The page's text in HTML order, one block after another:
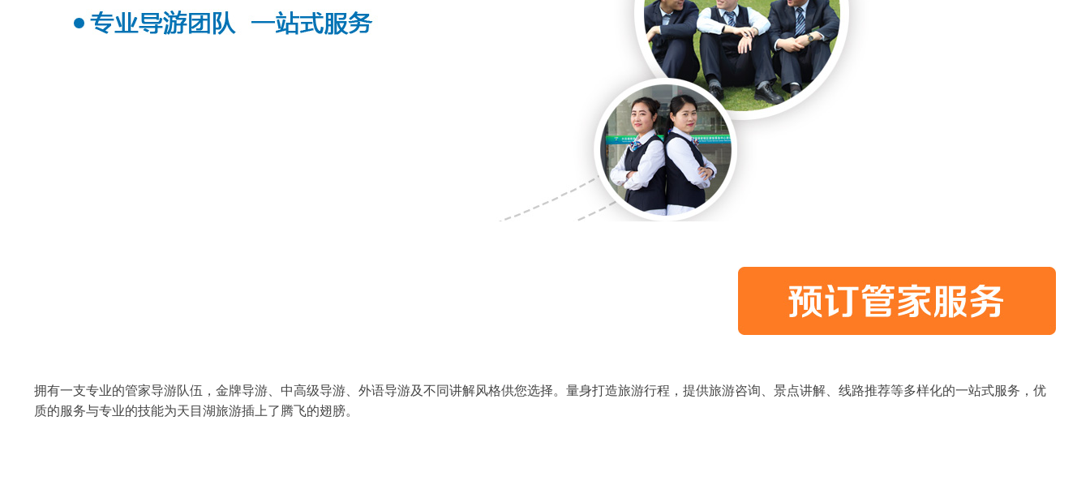
拥有一支专业的管家导游队伍，金牌导游、中高级导游、外语导游及不同讲解风格供您选择。量身打造旅游行程，提供旅游咨询、景点讲解、线路推荐等多样化的一站式服务，优
质的服务与专业的技能为天目湖旅游插上了腾飞的翅膀。